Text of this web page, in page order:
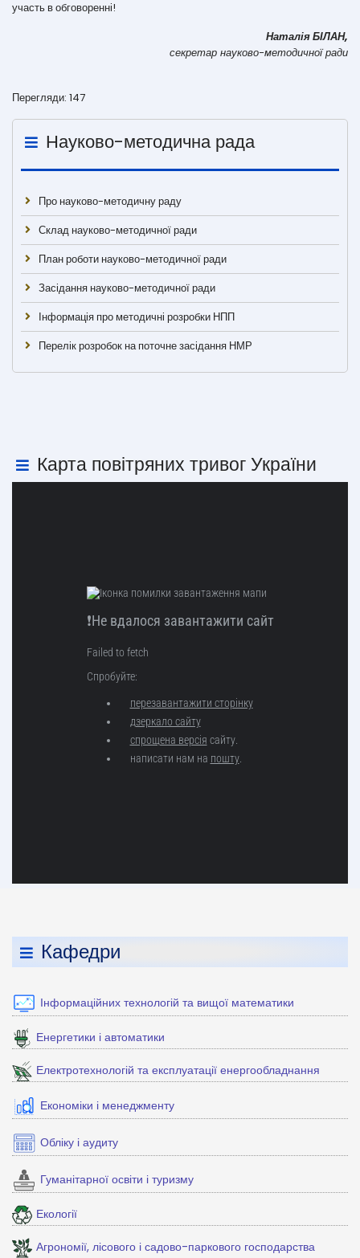
участь в обговоренні!
Наталія БІЛАН,
секретар науково-методичної ради
Перегляди: 147
Науково-методична рада
Про науково-методичну раду
Склад науково-методичної ради
План роботи науково-методичної ради
Засідання науково-методичної ради
Інформація про методичні розробки НПП
Перелік розробок на поточне засідання НМР
Карта повітряних тривог України
Кафедри
Інформаційних технологій та вищої математики
Енергетики і автоматики
Електротехнологій та експлуатації енергообладнання
Економіки і менеджменту
Обліку і аудиту
Гуманітарної освіти і туризму
Екології
Агрономії, лісового і садово-паркового господарства